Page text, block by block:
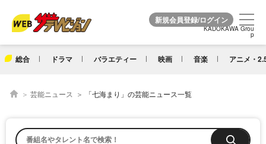
KADOKAWA Grou
p
総合 ドラマ バラエティー 映画 音楽 アニメ・
KADOKAWA Grou
p
芸能ニュース 「七海まり」の芸能ニュース一覧